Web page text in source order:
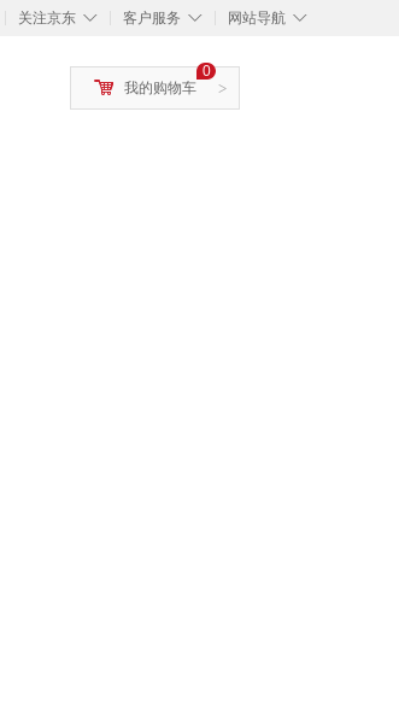
◇
关注京东 ◇
客户服务 ◇
网站导航
>
0
我的购物车